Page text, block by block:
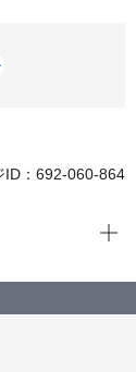
ID：692-060-864
しています
現在